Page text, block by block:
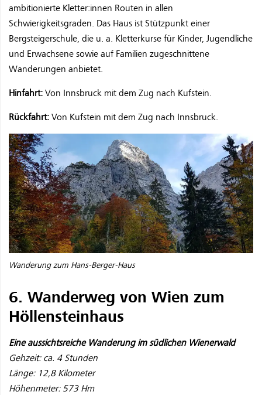
ambitionierte Kletter:innen Routen in allen
Schwierigkeitsgraden. Das Haus ist Stützpunkt einer
Bergsteigerschule, die u. a. Kletterkurse für Kinder, Jugendliche
und Erwachsene sowie auf Familien zugeschnittene
Wanderungen anbietet.
Hinfahrt: Von Innsbruck mit dem Zug nach Kufstein.
Rückfahrt: Von Kufstein mit dem Zug nach Innsbruck.
Wanderung zum Hans-Berger-Haus
6. Wanderweg von Wien zum
Höllensteinhaus
Eine aussichtsreiche Wanderung im südlichen Wienerwald
Gehzeit: ca. 4 Stunden
Länge: 12,8 Kilometer
Höhenmeter: 573 Hm